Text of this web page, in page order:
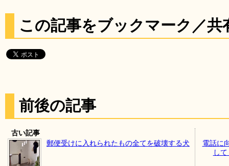
この記事をブックマーク／共
前後の記事
古い記事
郵便受けに入れられたもの全てを破壊する犬
電話に
し